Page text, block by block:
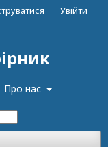
Про нас
Увійти